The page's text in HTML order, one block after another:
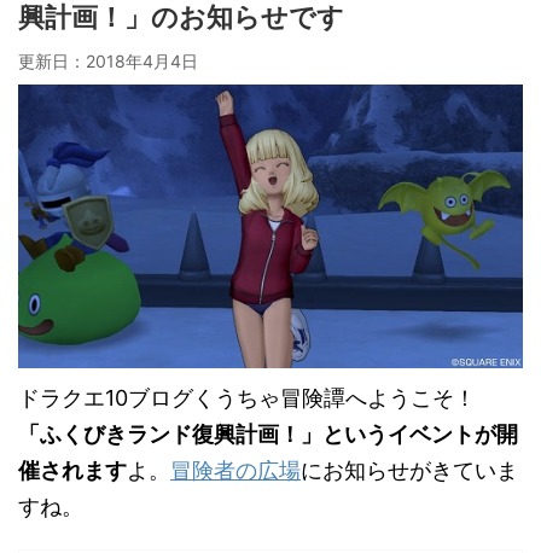
興計画！」のお知らせです
更新日： 2018年4月4日
ドラクエ10ブログくうちゃ冒険譚へようこそ！
「ふくびきランド復興計画！」というイベントが開
催されますよ。 冒険者の広場にお知らせがきていま
すね。